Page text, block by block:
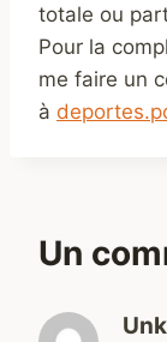
totale ou
Pour la
me faire un
à
Un